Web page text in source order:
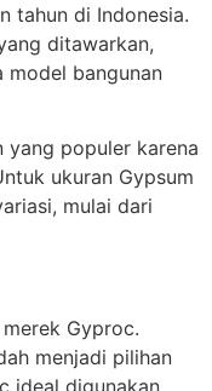
tahun di Indonesia.
ditawarkan,
model bangunan
yang populer karena
ukuran Gypsum
mulai dari
Gyproc.
menjadi pilihan
ideal digunakan